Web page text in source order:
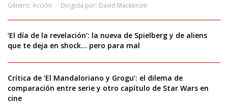
Género: Acción Dirigida por: David Mackenzie
‘El día de la revelación’: la nueva de Spielberg y de aliens
que te deja en shock… pero para mal
Crítica de ‘El Mandaloriano y Grogu’: el dilema de
comparación entre serie y otro capítulo de Star Wars en
cine